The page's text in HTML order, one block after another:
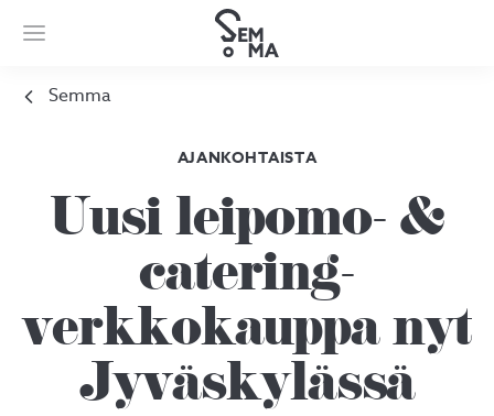
Semma
AJANKOHTAISTA
Uusi leipomo- &
catering-
verkkokauppa nyt
Jyväskylässä